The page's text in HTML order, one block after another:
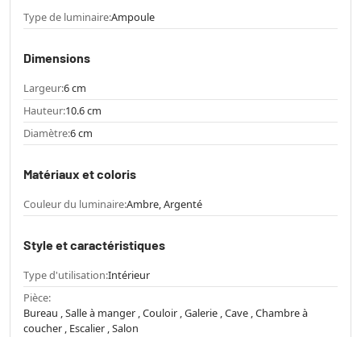
Type de luminaire:Ampoule
Dimensions
Largeur:6 cm
Hauteur:10.6 cm
Diamètre:6 cm
Matériaux et coloris
Couleur du luminaire:Ambre, Argenté
Style et caractéristiques
Type d'utilisation:Intérieur
Pièce:
Bureau , Salle à manger , Couloir , Galerie , Cave , Chambre à
coucher , Escalier , Salon